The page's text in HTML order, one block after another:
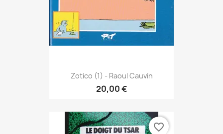
Zotico (1) - Raoul Cauvin
20,00 €
favorite_border